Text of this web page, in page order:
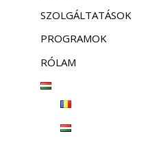
SZOLGÁLTATÁSOK
PROGRAMOK
RÓLAM